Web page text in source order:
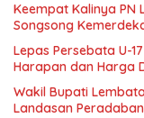
Keempat Kalinya PN
Songsong
Lepas Persebata U-
Harapan dan Harga
Wakil Bupati
Landasan